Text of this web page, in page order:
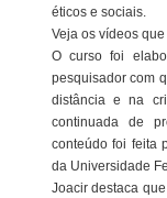
éticos e sociais.
Veja os vídeos
O curso foi
pesquisador com
distância e na
continuada de
conteúdo foi feita
da Universidade
Joacir destaca